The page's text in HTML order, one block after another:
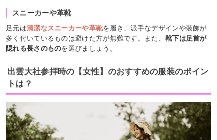
スニーカーや革靴
足元は清潔なスニーカーや革靴を履き、派手なデザインや装飾が
多く付いているものは避けた方が無難です。また、 靴下は足首が
隠れる長さのものを選びましょう。
出雲大社参拝時の【女性】のおすすめの服装のポイン
トは？